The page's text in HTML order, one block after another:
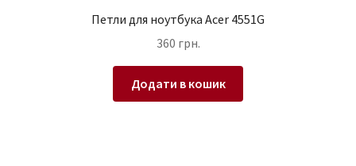
Петли для ноутбука Acer 4551G
360 грн.
Додати в кошик